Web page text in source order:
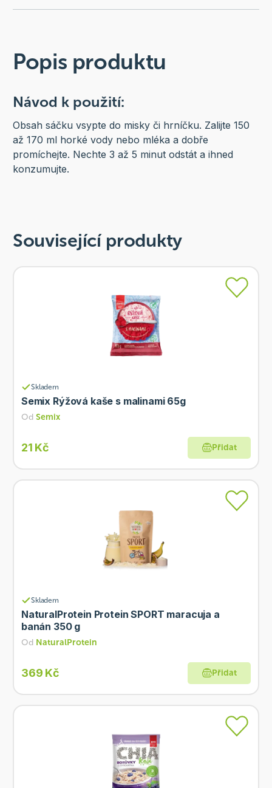
Popis produktu
Návod k použití:
Obsah sáčku vsypte do misky či hrníčku. Zalijte 150
až 170 ml horké vody nebo mléka a dobře
promíchejte. Nechte 3 až 5 minut odstát a ihned
konzumujte.
Související produkty
Skladem
Semix Rýžová kaše s malinami 65g
Od Semix
21 Kč Přidat
Skladem
NaturalProtein Protein SPORT maracuja a
banán 350 g
Od NaturalProtein
369 Kč Přidat